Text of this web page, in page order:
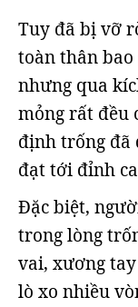
Tuy đã bị vỡ
toàn thân
nhưng qua
mỏng rất đều
định trống đã
đạt tới đỉnh
Đặc biệt,
trong lòng
vai, xương
lò xo nhiều